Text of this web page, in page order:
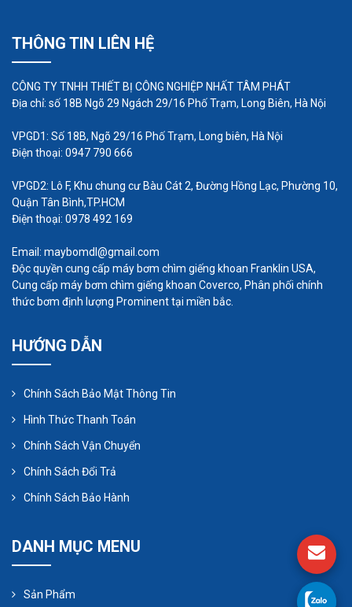
quyết định này. Dưới đây là bảng phân tích chi tiết
Các máy thổi khí khác nhau có phạm vi độ
Điều này là do nguyên lý hoạt động của từng
công nghệ. Dưới đây là tổng quan cấp cao về
khả năng độ sâu chân không của các công
nghệ này:
máy thổi này được thiết kế chủ yếu để tạo ra
luồng không khí lớn với diện tích tương đối
nhỏ, nhưng phải hy sinh độ sâu chân không.
chúng (độ chân không cuối cùng) thường
bên trong của chúng sẽ cho thấy nguyên
nhân đằng sau hạn chế này.
THÔNG TIN LIÊN HỆ
CÔNG TY TNHH THIẾT BỊ CÔNG NGHIỆP NHẤT TÂM PHÁT
Địa chỉ: số 18B Ngõ 29 Ngách 29/16 Phố Trạm, Long Biên, Hà Nội
VPGD1: Số 18B, Ngõ 29/16 Phố Trạm, Long biên, Hà Nội
Điện thoại: 0947 790 666
VPGD2: Lô F, Khu chung cư Bàu Cát 2, Đường Hồng Lạc, Phường 10,
Quận Tân Bình,TP.HCM
Điện thoại: 0978 492 169
Email: maybomdl@gmail.com
Độc quyền cung cấp máy bơm chìm giếng khoan Franklin USA,
Cung cấp máy bơm chìm giếng khoan Coverco, Phân phối chính
thức bơm định lượng Prominent tại miền bắc.
HƯỚNG DẪN
Chính Sách Bảo Mật Thông Tin
Hình Thức Thanh Toán
Chính Sách Vận Chuyển
Chính Sách Đổi Trả
Chính Sách Bảo Hành
DANH MỤC MENU
Sản Phẩm